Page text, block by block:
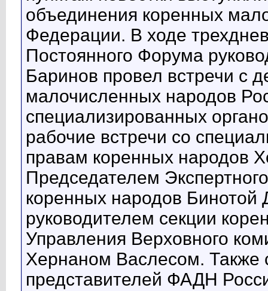
объединения коренных
Федерации. В ходе
Постоянного Форума
Баринов провел встречи с
малочисленных народов
специализированных
рабочие встречи со
правам коренных народов
Председателем
коренных народов Бинотой
руководителем секции
Управления Верховного
Хернаном Васлесом. Также
представителей ФАДН